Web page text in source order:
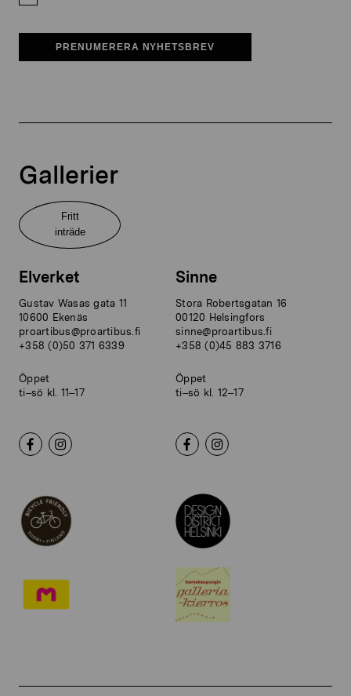
PRENUMERERA NYHETSBREV
Gallerier
Fritt
inträde
Elverket
Gustav Wasas gata 11
10600 Ekenäs
proartibus@proartibus.fi
+358 (0)50 371 6339
Öppet
ti–sö kl. 11–17
Sinne
Stora Robertsgatan 16
00120 Helsingfors
sinne@proartibus.fi
+358 (0)45 883 3716
Öppet
ti–sö kl. 12–17